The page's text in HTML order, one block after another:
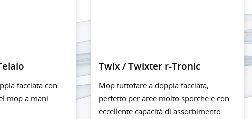
facciata con
mop a mani
Twix / Twixter r-Tronic
Mop tuttofare a doppia facciata,
perfetto per aree molto sporche e con
eccellente capacità di assorbimento.